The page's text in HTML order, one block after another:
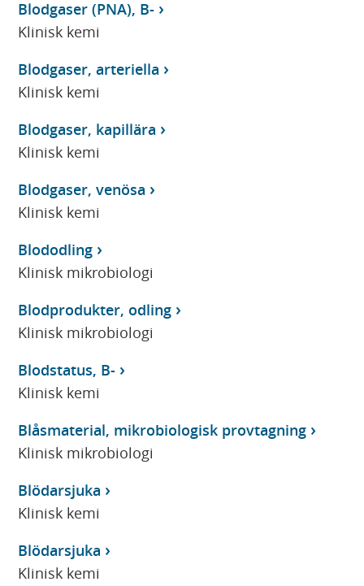
Blodgaser (PNA), B-
Klinisk kemi
Blodgaser, arteriella
Klinisk kemi
Blodgaser, kapillära
Klinisk kemi
Blodgaser, venösa
Klinisk kemi
Blododling
Klinisk mikrobiologi
Blodprodukter, odling
Klinisk mikrobiologi
Blodstatus, B-
Klinisk kemi
Blåsmaterial, mikrobiologisk provtagning
Klinisk mikrobiologi
Blödarsjuka
Klinisk kemi
Blödarsjuka
Klinisk kemi